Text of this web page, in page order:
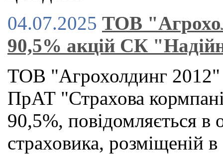
04.07.2025 ТОВ
90,5% акцій СК
ТОВ "Агрохолдинг 2012"
ПрАТ "Страхова
90,5%, повідомляється в
страховика, розміщеній